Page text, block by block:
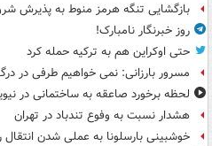
بازگشایی تنگه هرمز منوط به پذیرش
روز خبرنگار نامبارک!
حتی اوکراین هم به ترکیه حمله کرد
مسرور بارزانی: نمی خواهیم طرفی در
لحظه برخورد صاعقه به ساختمانی در
هشدار نسبت به وفوع تندباد در تهران
خوشبینی بارسلونا به عملی شدن انتقال